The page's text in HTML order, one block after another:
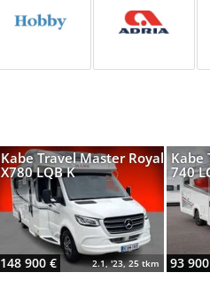
Kabe Travel Master Royal
X780 LQB K
148 900 € 2.1, '23, 25 tkm
Kabe
740
93